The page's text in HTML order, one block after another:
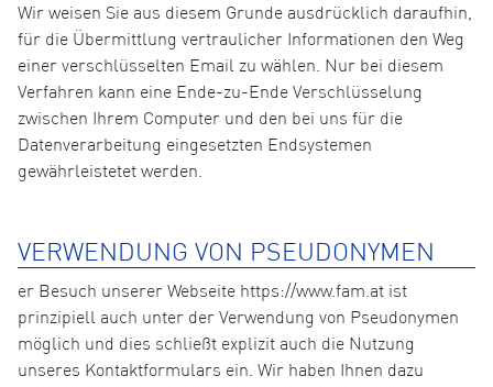
Wir weisen Sie aus diesem Grunde ausdrücklich daraufhin,
für die Übermittlung vertraulicher Informationen den Weg
einer verschlüsselten Email zu wählen. Nur bei diesem
Verfahren kann eine Ende-zu-Ende Verschlüsselung
zwischen Ihrem Computer und den bei uns für die
Datenverarbeitung eingesetzten Endsystemen
gewährleistetet werden.
VERWENDUNG VON PSEUDONYMEN
er Besuch unserer Webseite https://www.fam.at ist
prinzipiell auch unter der Verwendung von Pseudonymen
möglich und dies schließt explizit auch die Nutzung
unseres Kontaktformulars ein. Wir haben Ihnen dazu